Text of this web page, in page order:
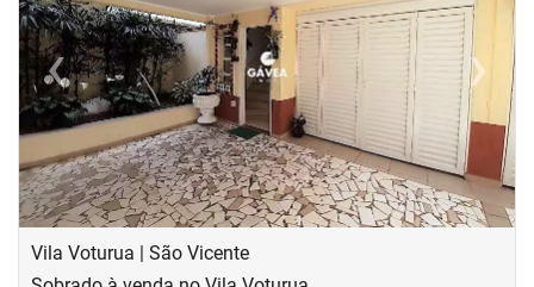
‹Previous ›Next
Vila Voturua | São Vicente